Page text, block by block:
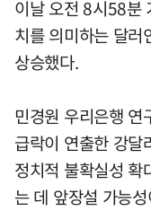
이날 오전 8시58분
치를 의미하는 달
상승했다.
민경원 우리은행
급락이 연출한 강
정치적 불확실성 확
는 데 앞장설 가능